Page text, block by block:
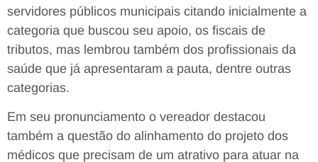
servidores públicos municipais citando inicialmente a
categoria que buscou seu apoio, os fiscais de
tributos, mas lembrou também dos profissionais da
saúde que já apresentaram a pauta, dentre outras
categorias.
Em seu pronunciamento o vereador destacou
também a questão do alinhamento do projeto dos
médicos que precisam de um atrativo para atuar na